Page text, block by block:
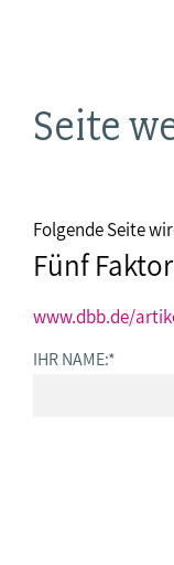
Seite
Folgende Seite
Fünf
www.dbb.de/
IHR NAME:*